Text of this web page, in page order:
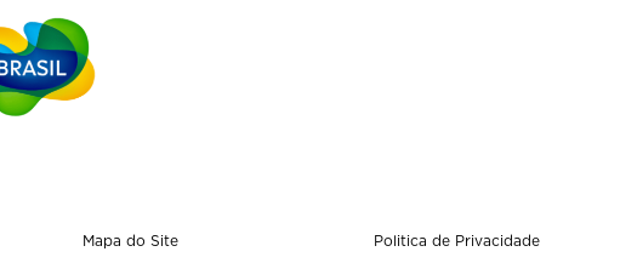
Mapa do Site Politica de Privacidade